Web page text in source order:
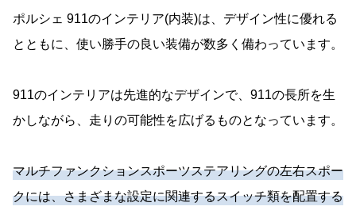
ポルシェ 911のインテリア(内装)は、デザイン性に優れる
とともに、使い勝手の良い装備が数多く備わっています。
911のインテリアは先進的なデザインで、911の長所を生
かしながら、走りの可能性を広げるものとなっています。
マルチファンクションスポーツステアリングの左右スポー
クには、さまざまな設定に関連するスイッチ類を配置する